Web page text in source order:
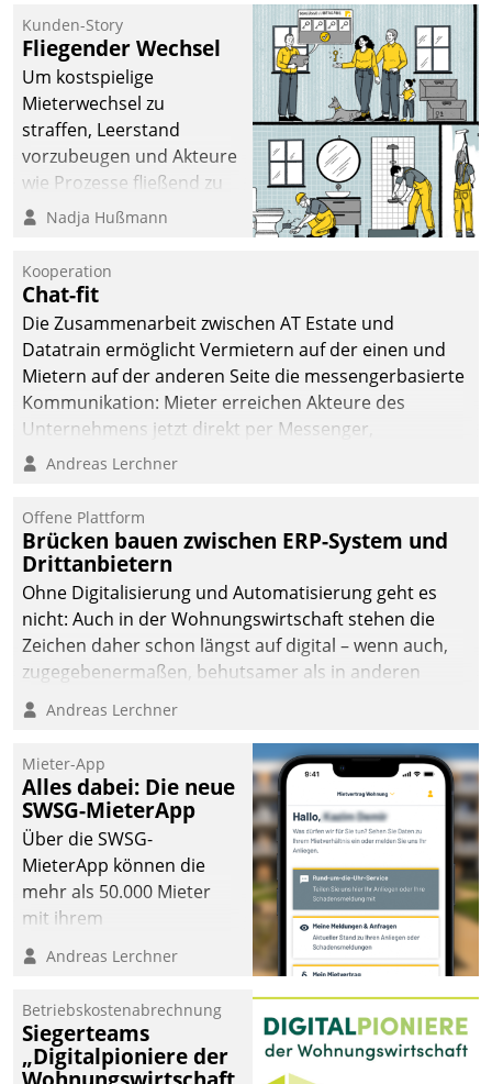
Unternehmen.
Kunden-Story
Fliegender Wechsel
Um kostspielige
Mieterwechsel zu
straffen, Leerstand
vorzubeugen und Akteure
wie Prozesse fließend zu
vernetzen, nutzt die
Jahresbeginn eine
Überblick, Einsicht und
Eingriff bietende Lösung.
Zur Entwicklung setzte
man auf
Cloudtechnologie,
bewährte und Startup-
agile Projektmethoden.
Nadja Hußmann
Kooperation
Chat-fit
Die Zusammenarbeit zwischen AT Estate und
Datatrain ermöglicht Vermietern auf der einen und
Mietern auf der anderen Seite die messengerbasierte
Kommunikation: Mieter erreichen Akteure des
Unternehmens jetzt direkt per Messenger,
Mitarbeiter oder Dienstleister empfangen oder
Andreas Lerchner
Offene Plattform
Brücken bauen zwischen ERP-System und
Drittanbietern
Ohne Digitalisierung und Automatisierung geht es
nicht: Auch in der Wohnungswirtschaft stehen die
Zeichen daher schon längst auf digital – wenn auch,
zugegebenermaßen, behutsamer als in anderen
Branchen.
Andreas Lerchner
Mieter-App
Alles dabei: Die neue
SWSG-MieterApp
Über die SWSG-
MieterApp können die
mehr als 50.000 Mieter
mit ihrem
Wohnungsunternehmen
kommunizieren, auf dem
einsehen und ändern
oder
Schadensmeldungen
Andreas Lerchner
Betriebskostenabrechnung
Siegerteams
„Digitalpioniere der